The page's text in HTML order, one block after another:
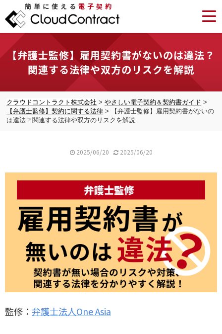
簡単に使える 電子契約
【弁護士監修】雇用契約書がないのは違法？
関連する法律や双方のリスクを解説
クラウドコントラクト株式会社 > やさしい電子契約＆契約書ガイド >
【弁護士監修】契約に関する法律 >
【弁護士監修】雇用契約書がないの
は違法？関連する法律や双方のリスクを解説
2025/06/20 2025/06/20
監修： 弁護士法人One Asia